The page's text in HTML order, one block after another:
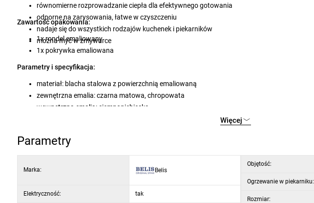
równomierne rozprowadzanie ciepła dla efektywnego gotowania
odporne na zarysowania, łatwe w czyszczeniu
nadaje się do wszystkich rodzajów kuchenek i piekarników
można myć w zmywarce
Zawartość opakowania:
1x rondel emaliowany
1x pokrywka emaliowana
Parametry i specyfikacja:
materiał: blacha stalowa z powierzchnią emaliowaną
zewnętrzna emalia: czarna matowa, chropowata
wewnętrzna emalia: ciemnoniebieska
wysokość: 7,5 cm
średnica naczynia: 16 cm
grubość blachy: 2,0 mm
Więcej
Parametry
Marka: Belis
Elektryczność: tak
Objętość:
Ogrzewanie w piekarniku:
Rozmiar: